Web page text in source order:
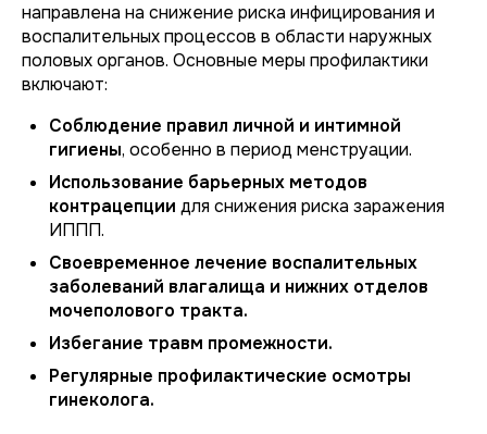
направлена на снижение риска инфицирования и
воспалительных процессов в области наружных
половых органов. Основные меры профилактики
включают:
Соблюдение правил личной и интимной
гигиены, особенно в период менструации.
Использование барьерных методов
контрацепции для снижения риска заражения
ИППП.
Своевременное лечение воспалительных
заболеваний влагалища и нижних отделов
мочеполового тракта.
Избегание травм промежности.
Регулярные профилактические осмотры
гинеколога.